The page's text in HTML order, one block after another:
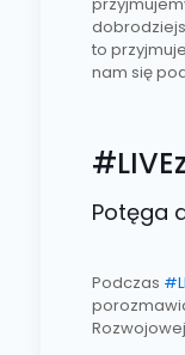
to
nam się
Potęga
Podczas
Rozwojowej